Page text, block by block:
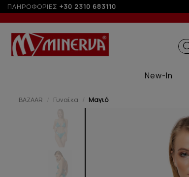
ΠΛΗΡΟΦΟΡΙΕΣ +30 2310 683110
άνω των 200€
New-In
BAZAAR Γυναίκα Μαγιό